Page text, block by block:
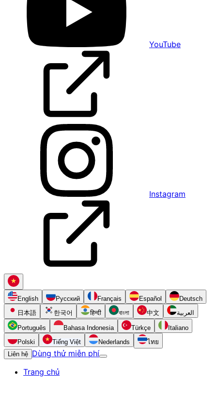
YouTube
Instagram
English Русский Français Español
Deutsch
日本語
한국어 हिन्दी বাংলা 中文 العربية
Português Bahasa Indonesia Türkçe
Italiano
Polski
Tiếng Việt Nederlands
ไทย
Liên hệ Dùng thử miễn phí
Trang chủ